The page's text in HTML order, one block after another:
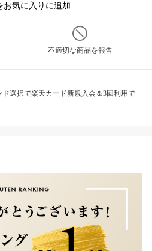
お気に入りに追加
不適切な商品を報告
ド選択で楽天カード新規入会＆3回利用で